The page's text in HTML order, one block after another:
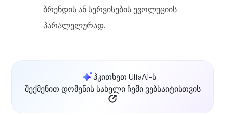
ბრენდის ან სერვისების ევოლუციის
პარალელურად.
ჰკითხეთ UltaAI-ს
შექმენით დომენის სახელი ჩემი ვებსაიტისთვის